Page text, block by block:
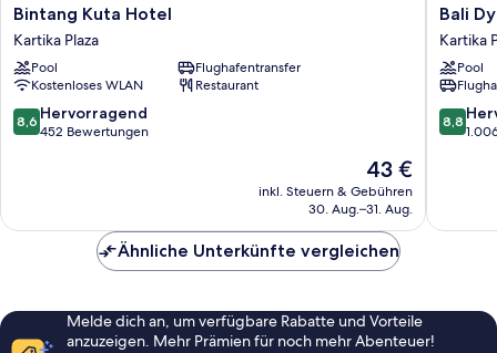
Bintang
Kuta
Hotel
Kartika
Plaza
Bintang Kuta Hotel
Kartika Plaza
Pool
Flughafentransfer
Kostenloses WLAN
Restaurant
8.6
von
8,6 Hervorragend
452 Bewertungen
Der
Preis
beträgt
43 €
inkl. Steuern & Gebühren
30. Aug.–31. Aug.
Bali
Dynasty
Resort
Kartika
Plaza
Bali
Kartika
Pool
8.8
von
8,8
Ähnliche Unterkünfte vergleichen
Melde dich an, um verfügbare Rabatte und Vorteile
anzuzeigen. Mehr Prämien für noch mehr Abenteuer!